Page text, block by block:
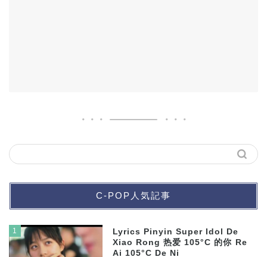
C-POP人気記事
1
Lyrics Pinyin Super Idol De
Xiao Rong 热爱 105°C 的你 Re
Ai 105°C De Ni